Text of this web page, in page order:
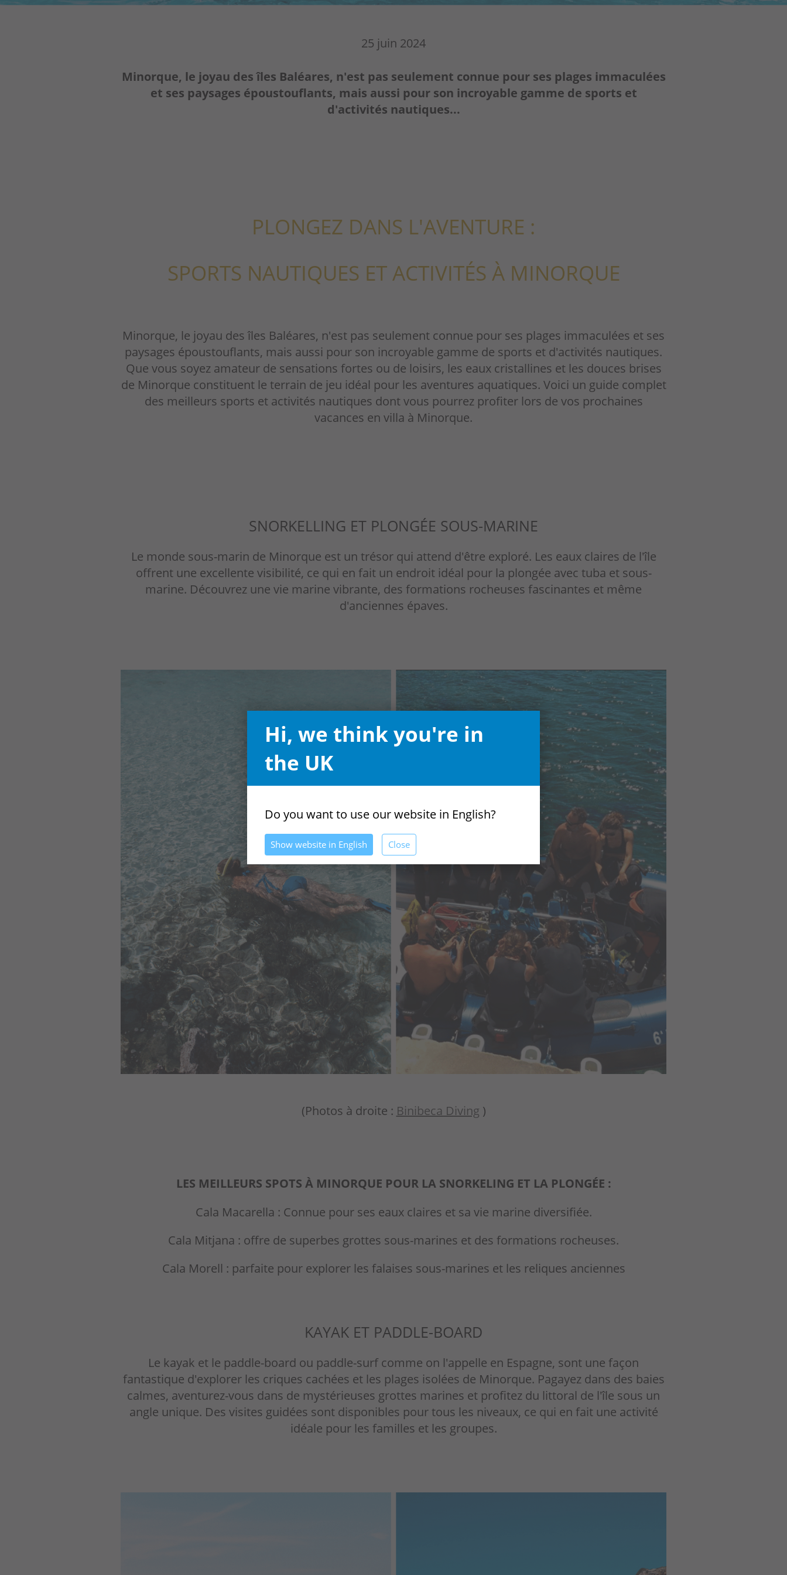
25 juin 2024
Minorque, le joyau des îles Baléares, n'est pas seulement connue pour ses plages immaculées
et ses paysages époustouflants, mais aussi pour son incroyable gamme de sports et
d'activités nautiques...
PLONGEZ DANS L'AVENTURE :
SPORTS NAUTIQUES ET ACTIVITÉS À MINORQUE
Minorque, le joyau des îles Baléares, n'est pas seulement connue pour ses plages immaculées et ses
paysages époustouflants, mais aussi pour son incroyable gamme de sports et d'activités nautiques.
Que vous soyez amateur de sensations fortes ou de loisirs, les eaux cristallines et les douces brises
de Minorque constituent le terrain de jeu idéal pour les aventures aquatiques. Voici un guide complet
des meilleurs sports et activités nautiques dont vous pourrez profiter lors de vos prochaines
vacances en villa à Minorque.
SNORKELLING ET PLONGÉE SOUS-MARINE
Le monde sous-marin de Minorque est un trésor qui attend d'être exploré. Les eaux claires de l'île
offrent une excellente visibilité, ce qui en fait un endroit idéal pour la plongée avec tuba et sous-
marine. Découvrez une vie marine vibrante, des formations rocheuses fascinantes et même
d'anciennes épaves.
(Photos à droite : Binibeca Diving )
LES MEILLEURS SPOTS À MINORQUE POUR LA SNORKELING ET LA PLONGÉE :
Cala Macarella : Connue pour ses eaux claires et sa vie marine diversifiée.
Cala Mitjana : offre de superbes grottes sous-marines et des formations rocheuses.
Cala Morell : parfaite pour explorer les falaises sous-marines et les reliques anciennes
KAYAK ET PADDLE-BOARD
Le kayak et le paddle-board ou paddle-surf comme on l'appelle en Espagne, sont une façon
fantastique d'explorer les criques cachées et les plages isolées de Minorque. Pagayez dans des baies
calmes, aventurez-vous dans de mystérieuses grottes marines et profitez du littoral de l'île sous un
angle unique. Des visites guidées sont disponibles pour tous les niveaux, ce qui en fait une activité
idéale pour les familles et les groupes.
Hi, we think you're in
the UK
Do you want to use our website in English?
Show website in English Close